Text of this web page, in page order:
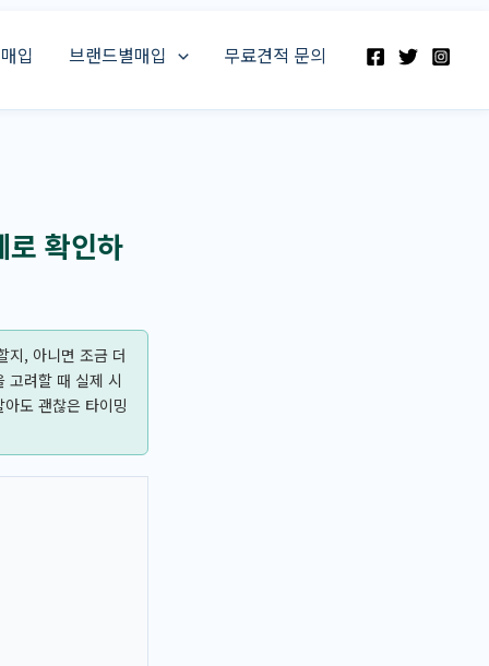
입 브랜드별매입 무료견적 문의
로 확인하
지, 아니면 조금 더
고려할 때 실제 시
도 괜찮은 타이밍